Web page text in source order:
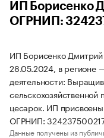
ИП Борисенко
ОГРНИП:
ИП Борисенко Дмитрий
28.05.2024, в регионе
деятельности:
сельскохозяйственной
цесарок. ИП
ОГРНИП:
Данные получены из